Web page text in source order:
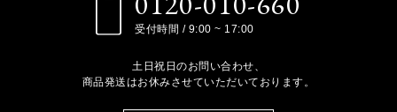
受付時間 / 9:00 ~ 17:00
土日祝日のお問い合わせ、
商品発送はお休みさせていただいております。